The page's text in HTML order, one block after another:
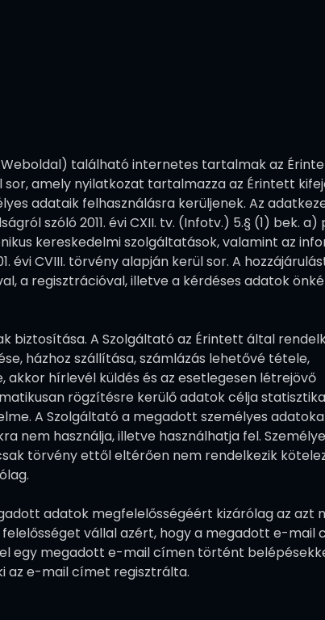
található internetes tartalmak az
amely nyilatkozat tartalmazza az Érintett
adataik felhasználásra kerüljenek. Az
szóló 2011. évi CXII. tv. (Infotv.) 5.§ (1) bek. a)
kereskedelmi szolgáltatások, valamint az
CVIII. törvény alapján kerül sor. A
a regisztrációval, illetve a kérdéses adatok
biztosítása. A Szolgáltató az Érintett által
házhoz szállítása, számlázás lehetővé tétele,
hírlevél küldés és az esetlegesen létrejövő
rögzítésre kerülő adatok célja
A Szolgáltató a megadott személyes
nem használja, illetve használhatja fel.
törvény ettől eltérően nem rendelkezik
adatok megfelelősségéért kizárólag az azt
vállal azért, hogy a megadott e-mail
egy megadott e-mail címen történt
az e-mail címet regisztrálta.